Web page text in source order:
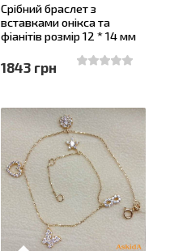
Срібний браслет з
вставками онікса та
фіанітів розмір 12 * 14 мм
1843 грн